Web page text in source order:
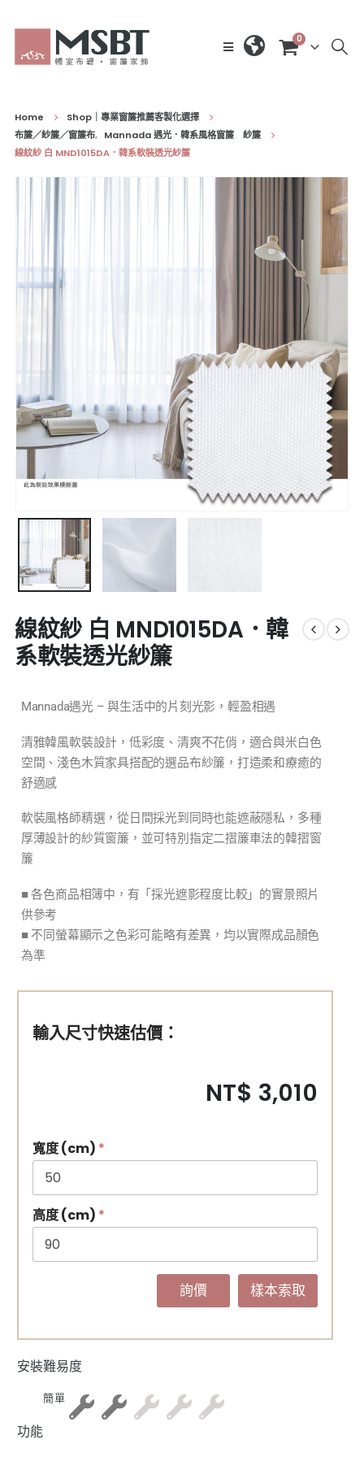
0
Home
Shop｜專業窗簾推薦客製化選擇
布簾／紗簾／窗簾布, Mannada 遇光．韓系風格窗簾 紗簾
線紋紗 白 MND1015DA．韓系軟裝透光紗簾
線紋紗 白 MND1015DA．韓
系軟裝透光紗簾
Mannada遇光 – 與生活中的片刻光影，輕盈相遇
清雅韓風軟裝設計，低彩度、清爽不花俏，適合與米白色
空間、淺色木質家具搭配的選品布紗簾，打造柔和療癒的
舒適感
軟裝風格師精選，從日間採光到同時也能遮蔽隱私，多種
厚薄設計的紗質窗簾，並可特別指定二摺簾車法的韓摺窗
簾
■ 各色商品相簿中，有「採光遮影程度比較」的實景照片
供參考
■ 不同螢幕顯示之色彩可能略有差異，均以實際成品顏色
為準
輸入尺寸快速估價：
NT$ 3,010
寬度 (cm) *
高度 (cm) *
詢價 樣本索取
安裝難易度
簡單
功能